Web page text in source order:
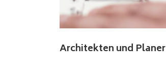
Architekten und Planer